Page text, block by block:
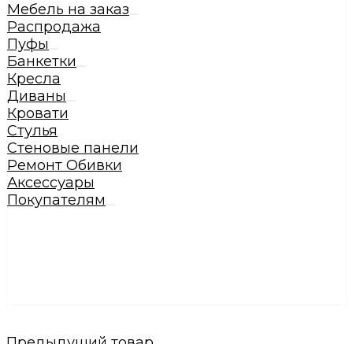
Мебель на заказ
Распродажа
Пуфы
Банкетки
Кресла
Диваны
Кровати
Стулья
Стеновые панели
Ремонт Обивки
Аксессуары
Покупателям